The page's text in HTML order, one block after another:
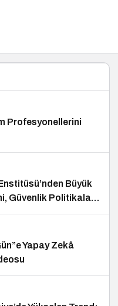
Profesyonellerini
Büyük
Güvenlik Politikaları
Yapay Zekâ